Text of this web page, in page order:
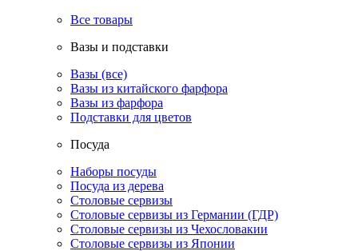
Все товары
Вазы и подставки
Вазы (все)
Вазы из китайского фарфора
Вазы из фарфора
Подставки для цветов
Посуда
Наборы посуды
Посуда из дерева
Столовые сервизы
Столовые сервизы из Германии (ГДР)
Столовые сервизы из Чехословакии
Столовые сервизы из Японии